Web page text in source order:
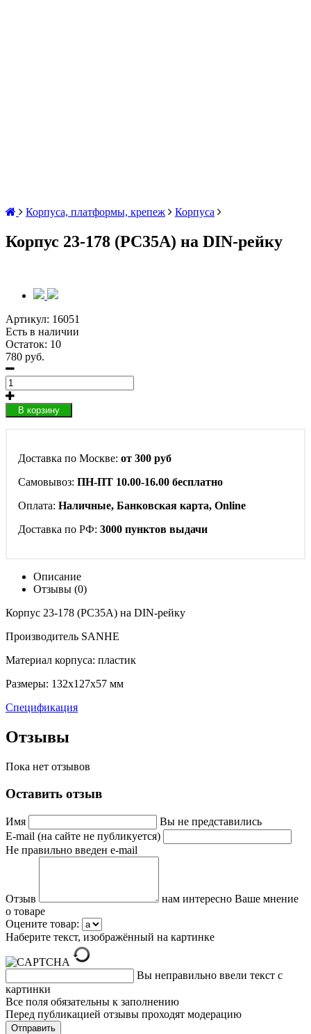
Корпуса, платформы, крепеж Корпуса
Корпус 23-178 (PC35A) на DIN-рейку
Артикул: 16051
Есть в наличии
Остаток: 10
780 руб.
В корзину
Доставка по Москве: от 300 руб
Самовывоз: ПН-ПТ 10.00-16.00 бесплатно
Оплата: Наличные, Банковская карта, Online
Доставка по РФ: 3000 пунктов выдачи
Описание
Отзывы (0)
Корпус 23-178 (PC35A) на DIN-рейку
Производитель SANHE
Материал корпуса: пластик
Размеры: 132х127х57 мм
Спецификация
Отзывы
Пока нет отзывов
Оставить отзыв
Имя
Вы не представились
E-mail (на сайте не публикуется)
Не правильно введен e-mail
Отзыв
нам интересно Ваше мнение
о товаре
Оцените товар:
Наберите текст, изображённый на картинке
Вы неправильно ввели текст с
картинки
Все поля обязательны к заполнению
Перед публикацией отзывы проходят модерацию